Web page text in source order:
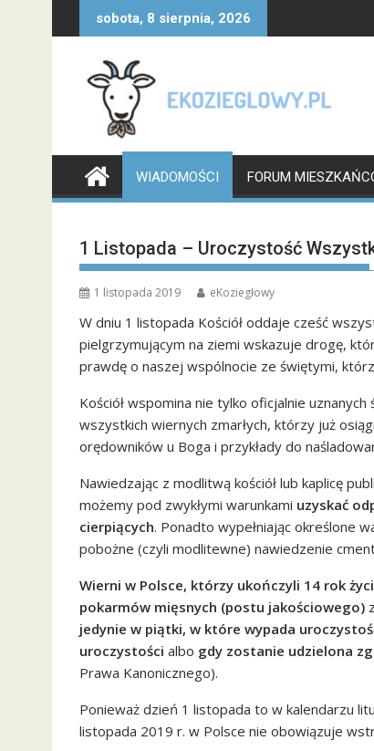
to
sobota, 8 sierpnia, 2026
WIADOMOŚCI FORUM
1 Listopada – Uroczystość
1 listopada 2019 eKoziegłowy
W dniu 1 listopada Kościół oddaje cześć
pielgrzymującym na ziemi wskazuje drogę,
prawdę o naszej wspólnocie ze świętymi,
Kościół wspomina nie tylko oficjalnie
wszystkich wiernych zmarłych, którzy już
orędowników u Boga i przykłady do
Nawiedzając z modlitwą kościół lub kaplicę
możemy pod zwykłymi warunkami uzyskać
cierpiących. Ponadto wypełniając określone
pobożne (czyli modlitewne) nawiedzenie
Wierni w Polsce, którzy ukończyli 14 rok
pokarmów mięsnych (postu jakościowego)
jedynie w piątki, w które wypada
uroczystości albo gdy zostanie udzielona
Prawa Kanonicznego).
Ponieważ dzień 1 listopada to w kalendarzu
listopada 2019 r. w Polsce nie obowiązuje